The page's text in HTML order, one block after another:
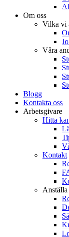
Om oss
Vilka vi
Våra
Blogg
Kontakta oss
Arbetsgivare
Hitta
Kontakt